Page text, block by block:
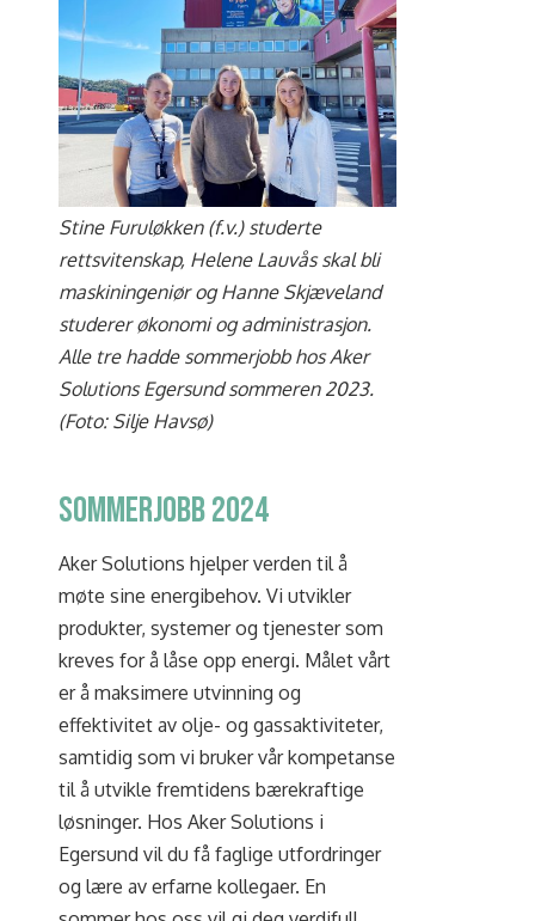
Stine Furuløkken (f.v.) studerte
rettsvitenskap, Helene Lauvås skal bli
maskiningeniør og Hanne Skjæveland
studerer økonomi og administrasjon.
Alle tre hadde sommerjobb hos Aker
Solutions Egersund sommeren 2023.
(Foto: Silje Havsø)
Sommerjobb 2024
Aker Solutions hjelper verden til å
møte sine energibehov. Vi utvikler
produkter, systemer og tjenester som
kreves for å låse opp energi. Målet vårt
er å maksimere utvinning og
effektivitet av olje- og gassaktiviteter,
samtidig som vi bruker vår kompetanse
til å utvikle fremtidens bærekraftige
løsninger. Hos Aker Solutions i
Egersund vil du få faglige utfordringer
og lære av erfarne kollegaer. En